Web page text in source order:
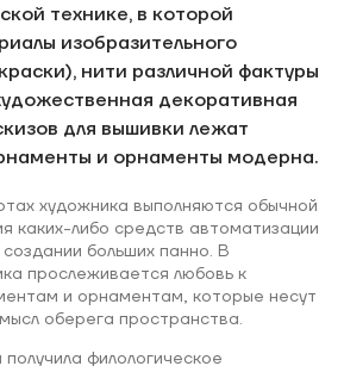
технике, в которой
изобразительного
нити различной фактуры
декоративная
для вышивки лежат
и орнаменты модерна.
художника выполняются обычной
каких-либо средств автоматизации
больших панно. В
прослеживается любовь к
и орнаментам, которые несут
оберега пространства.
филологическое